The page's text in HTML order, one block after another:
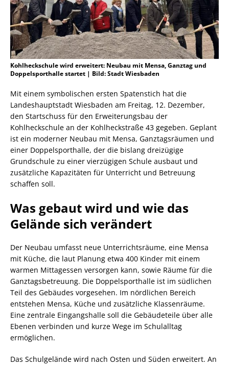
Kohlheckschule wird erweitert: Neubau mit Mensa, Ganztag und
Doppelsporthalle startet | Bild: Stadt Wiesbaden
Mit einem symbolischen ersten Spatenstich hat die
Landeshauptstadt Wiesbaden am Freitag, 12. Dezember,
den Startschuss für den Erweiterungsbau der
Kohlheckschule an der Kohlheckstraße 43 gegeben. Geplant
ist ein moderner Neubau mit Mensa, Ganztagsräumen und
einer Doppelsporthalle, der die bislang dreizügige
Grundschule zu einer vierzügigen Schule ausbaut und
zusätzliche Kapazitäten für Unterricht und Betreuung
schaffen soll.
Was gebaut wird und wie das
Gelände sich verändert
Der Neubau umfasst neue Unterrichtsräume, eine Mensa
mit Küche, die laut Planung etwa 400 Kinder mit einem
warmen Mittagessen versorgen kann, sowie Räume für die
Ganztagsbetreuung. Die Doppelsporthalle ist im südlichen
Teil des Gebäudes vorgesehen. Im nördlichen Bereich
entstehen Mensa, Küche und zusätzliche Klassenräume.
Eine zentrale Eingangshalle soll die Gebäudeteile über alle
Ebenen verbinden und kurze Wege im Schulalltag
ermöglichen.
Das Schulgelände wird nach Osten und Süden erweitert. An